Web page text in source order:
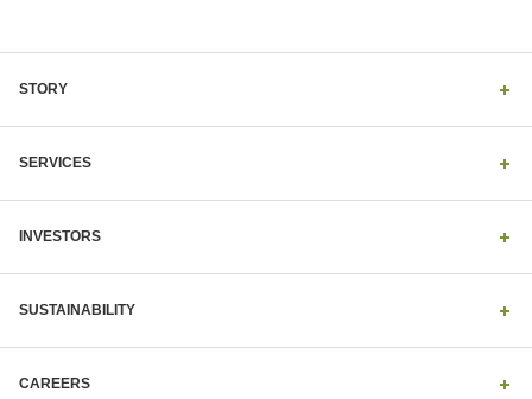
STORY
SERVICES
INVESTORS
SUSTAINABILITY
CAREERS